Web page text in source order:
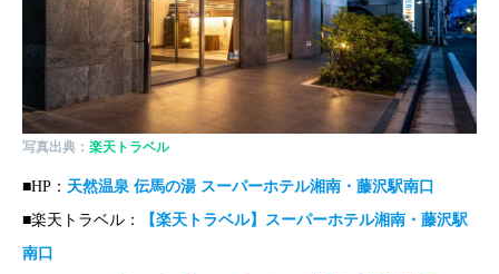
写真出典： 楽天トラベル
■HP： 天然温泉 伝馬の湯 スーパーホテル湘南・藤沢駅南口
■楽天トラベル：
【楽天トラベル】スーパーホテル湘南・藤沢駅
南口